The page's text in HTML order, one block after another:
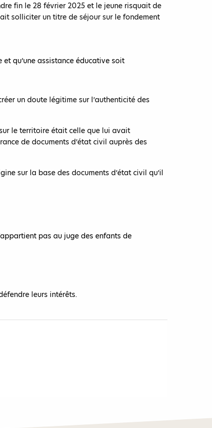
fin le 28 février 2025 et le jeune risquait de
solliciter un titre de séjour sur le fondement
qu’une assistance éducative soit
un doute légitime sur l’authenticité des
le territoire était celle que lui avait
de documents d’état civil auprès des
sur la base des documents d’état civil qu’il
pas au juge des enfants de
leurs intérêts.